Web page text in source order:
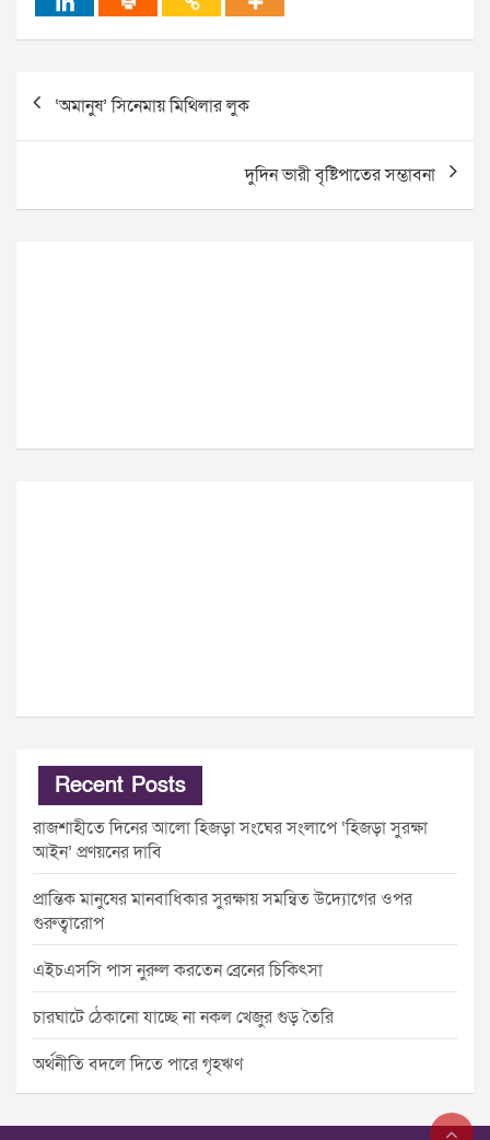
Post
navigation
‘অমানুষ’ সিনেমায় মিথিলার লুক
দুদিন ভারী বৃষ্টিপাতের সম্ভাবনা
Recent Posts
রাজশাহীতে দিনের আলো হিজড়া সংঘের সংলাপে ‘হিজড়া সুরক্ষা
আইন’ প্রণয়নের দাবি
প্রান্তিক মানুষের মানবাধিকার সুরক্ষায় সমন্বিত উদ্যোগের ওপর
গুরুত্বারোপ
এইচএসসি পাস নুরুল করতেন ব্রেনের চিকিৎসা
চারঘাটে ঠেকানো যাচ্ছে না নকল খেজুর গুড় তৈরি
অর্থনীতি বদলে দিতে পারে গৃহঋণ